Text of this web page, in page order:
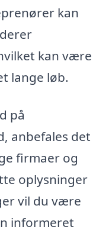
kan
kan være
lange løb.
på
anbefales det
firmaer og
oplysninger
vil du være
informeret